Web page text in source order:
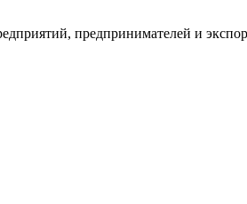
предпринимателей и